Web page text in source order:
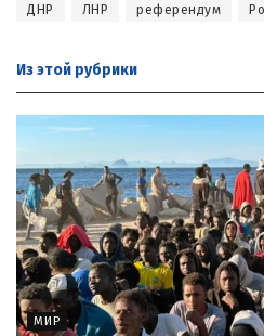
ДНР ЛНР референдум
Из этой рубрики
МИР